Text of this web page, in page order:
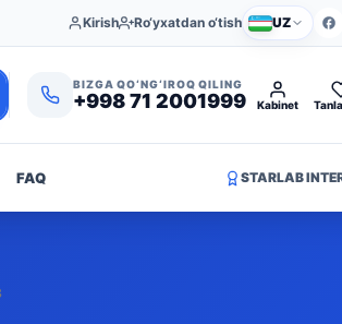
Kirish Ro‘yxatdan o‘tish UZ
BIZGA QO‘NG‘IROQ QILING
+998 71 2001999 Kabinet
FAQ STARLAB